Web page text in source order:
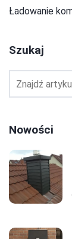
Ładowanie
Szukaj
Nowości